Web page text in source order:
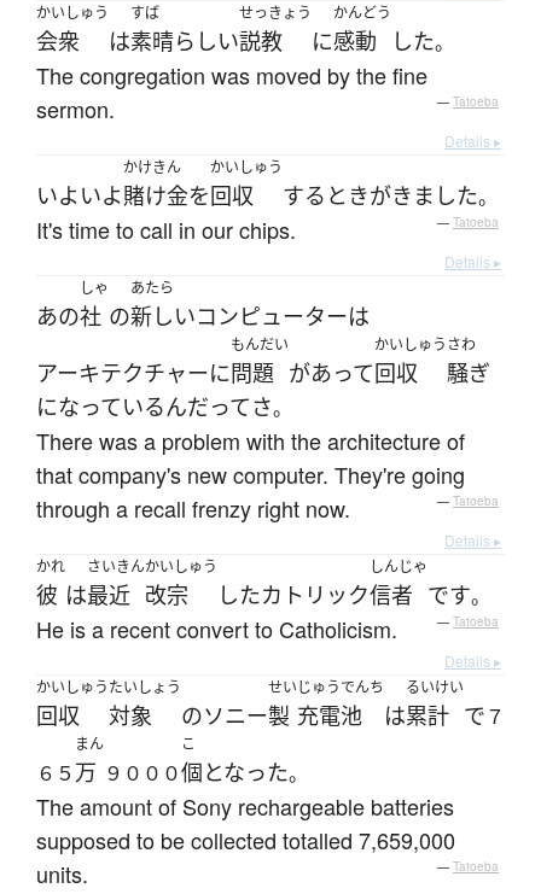
かいしゅう
会衆 は
すば
素晴らしい
せっきょう
説教 に
かんどう
感動 した。
The congregation was moved by the fine
sermon.
— Tatoeba
Details ▸
いよいよ
かけきん
賭け金を
かいしゅう
回収 する ときがきました。
It's time to call in our chips. — Tatoeba
Details ▸
あの
しゃ
社 の
あたら
新しいコンピューターは
アーキテクチャーに
もんだい
問題 があって
かいしゅう
回収
さわ
騒ぎ
になっているんだってさ。
There was a problem with the architecture of
that company's new computer. They're going
through a recall frenzy right now.
— Tatoeba
Details ▸
かれ
彼 は
さいきん
最近
かいしゅう
改宗 したカトリック
しんじゃ
信者 です。
He is a recent convert to Catholicism. — Tatoeba
Details ▸
かいしゅう
回収
たいしょう
対象 のソニー
せい
製
じゅうでんち
充電池 は
るいけい
累計 で７
６５
まん
万 ９０００
こ
個となった。
The amount of Sony rechargeable batteries
supposed to be collected totalled 7,659,000
units.
— Tatoeba